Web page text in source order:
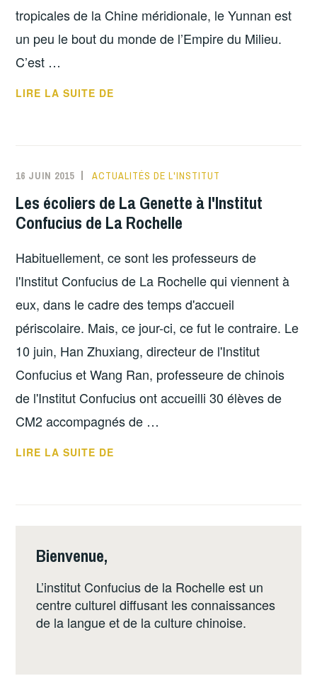
tropicales de la Chine méridionale, le Yunnan est
un peu le bout du monde de l’Empire du Milieu.
C’est …
LIRE LA SUITE DE
PU’ER,
L’OR
NOIR
YUNNAN
PAR
ROUGEVENTRE
16 JUIN 2015 ACTUALITÉS DE L'INSTITUT
Les écoliers de La Genette à l'Institut
Confucius de La Rochelle
Habituellement, ce sont les professeurs de
l'Institut Confucius de La Rochelle qui viennent à
eux, dans le cadre des temps d'accueil
périscolaire. Mais, ce jour-ci, ce fut le contraire. Le
10 juin, Han Zhuxiang, directeur de l'Institut
Confucius et Wang Ran, professeure de chinois
de l'Institut Confucius ont accueilli 30 élèves de
CM2 accompagnés de …
LIRE LA SUITE DE
CONFUCIUS
DE
LA
Bienvenue,
L’institut Confucius de la Rochelle est un
centre culturel diffusant les connaissances
de la langue et de la culture chinoise.